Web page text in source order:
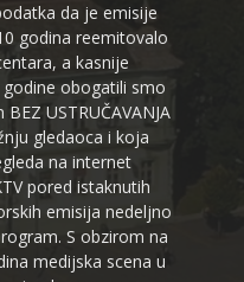
da je emisije
godina reemitovalo
a kasnije
obogatili smo
USTRUČAVANJA
gledaoca i koja
na internet
pored istaknutih
emisija nedeljno
S obzirom na
medijska scena u